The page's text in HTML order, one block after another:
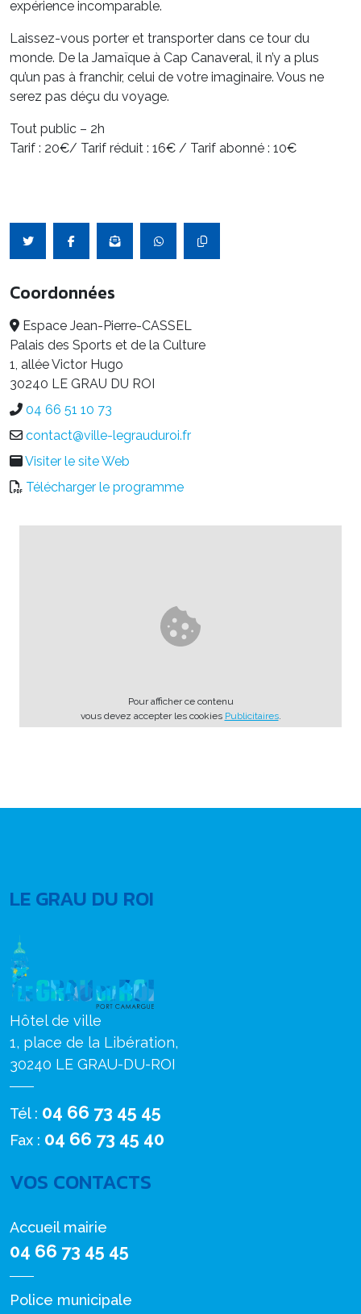
expérience incomparable.
Laissez-vous porter et transporter dans ce tour du
monde. De la Jamaïque à Cap Canaveral, il n’y a plus
qu’un pas à franchir, celui de votre imaginaire. Vous ne
serez pas déçu du voyage.
Tout public – 2h
Tarif : 20€/ Tarif réduit : 16€ / Tarif abonné : 10€
Coordonnées
Espace Jean-Pierre-CASSEL
Palais des Sports et de la Culture
1, allée Victor Hugo
30240 LE GRAU DU ROI
04 66 51 10 73
contact@ville-legrauduroi.fr
Visiter le site Web
Télécharger le programme
Pour afficher ce contenu
vous devez accepter les cookies Publicitaires.
LE GRAU DU ROI
Hôtel de ville
1, place de la Libération,
30240 LE GRAU-DU-ROI
Tél : 04 66 73 45 45
Fax : 04 66 73 45 40
VOS CONTACTS
Accueil mairie
04 66 73 45 45
Police municipale